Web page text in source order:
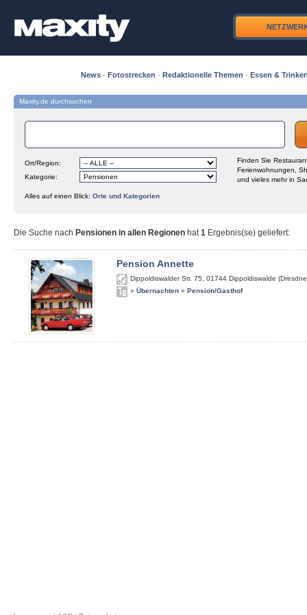
News · Fotostrecken · Redaktionelle Themen · Essen &
Maxity.de durchsuchen
Ort/Region:
Kategorie:
Finden Sie
Ferienwohnungen,
und vieles mehr in
Alles auf einen Blick: Orte und Kategorien
Die Suche nach Pensionen in allen Regionen hat1 Ergebnis(se) geliefert:
Pension Annette
Dippoldiswalder Str. 75 01744 Dippoldiswalde
» Übernachten » Pension/Gasthof